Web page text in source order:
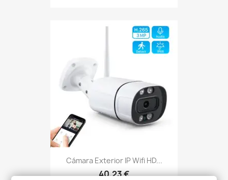
Cámara Exterior IP Wifi HD...
40,23 €